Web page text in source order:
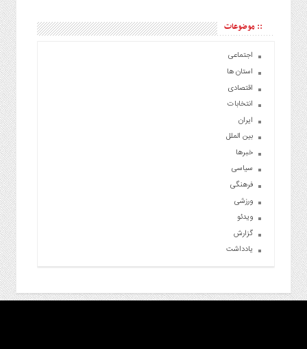
:: موضوعات
اجتماعی
استان ها
اقتصادی
انتخابات
ایران
بین الملل
خبرها
سیاسی
فرهنگی
ورزشی
ویدئو
گزارش
یادداشت